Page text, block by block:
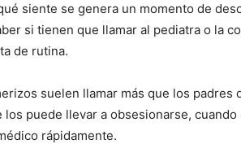
siente se genera un momento de
si tienen que llamar al pediatra o la
de rutina.
suelen llamar más que los padres
puede llevar a obsesionarse,
rápidamente.